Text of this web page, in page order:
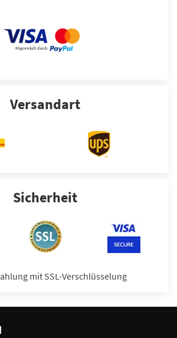
Versandart
Sicherheit
mit SSL-Verschlüsselung